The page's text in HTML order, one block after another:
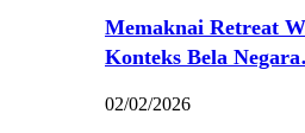
Memaknai Retreat
Konteks Bela
02/02/2026